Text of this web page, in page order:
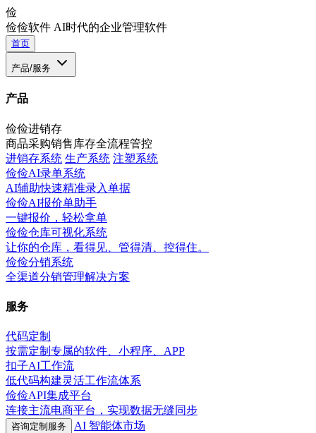
俭
俭俭软件 AI时代的企业管理软件
首页
产品/服务
产品
俭俭进销存
商品采购销售库存全流程管控
进销存系统 生产系统 注塑系统
俭俭AI录单系统
AI辅助快速精准录入单据
俭俭AI报价单助手
一键报价，轻松拿单
俭俭仓库可视化系统
让你的仓库，看得见、管得清、控得住。
俭俭分销系统
全渠道分销管理解决方案
服务
代码定制
按需定制专属的软件、小程序、APP
扣子AI工作流
低代码构建灵活工作流体系
俭俭API集成平台
连接主流电商平台，实现数据无缝同步
咨询定制服务 AI 智能体市场